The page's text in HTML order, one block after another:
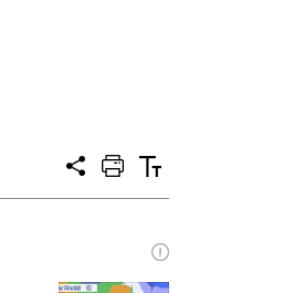
공
프
트
텍
트